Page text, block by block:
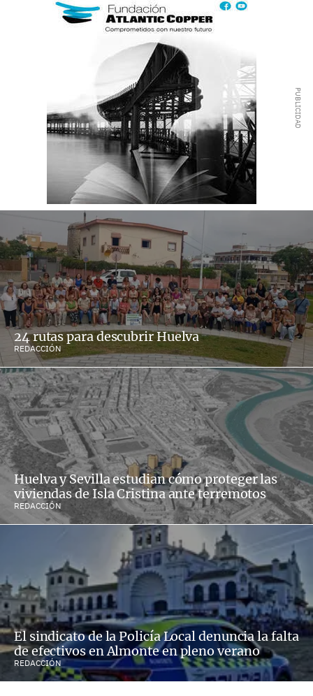
24 rutas para descubrir Huelva
REDACCIÓN
Huelva y Sevilla estudian cómo proteger las
viviendas de Isla Cristina ante terremotos
REDACCIÓN
El sindicato de la Policía Local denuncia la falta
de efectivos en Almonte en pleno verano
REDACCIÓN